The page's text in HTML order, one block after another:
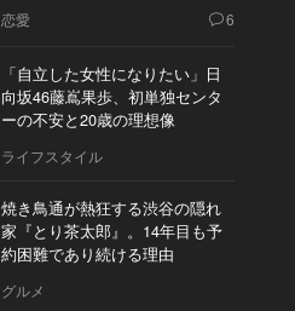
恋愛 6
「自立した女性になりたい」日
向坂46藤嶌果歩、初単独センタ
ーの不安と20歳の理想像
ライフスタイル
焼き鳥通が熱狂する渋谷の隠れ
家『とり茶太郎』。14年目も予
約困難であり続ける理由
グルメ